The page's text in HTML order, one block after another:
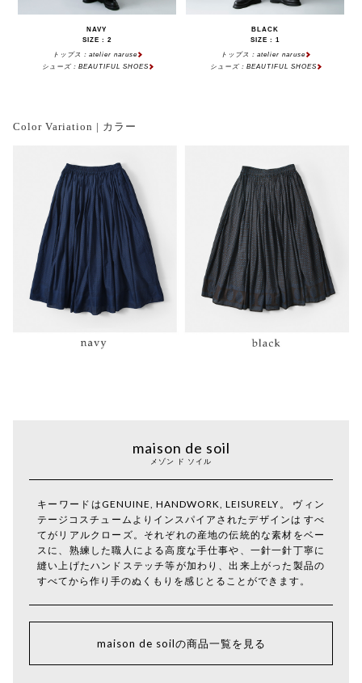
NAVY
SIZE : 2
トップス：atelier naruse
シューズ：BEAUTIFUL SHOES
BLACK
SIZE : 1
トップス：atelier naruse
シューズ：BEAUTIFUL SHOES
Color Variation | カラー
maison de soil
メゾン ド ソイル
キーワードはGENUINE, HANDWORK, LEISURELY。 ヴィン
テージコスチュームよりインスパイアされたデザインは すべ
てがリアルクローズ。それぞれの産地の伝統的な素材をベー
スに、熟練した職人による高度な手仕事や、一針一針丁寧に
縫い上げたハンドステッチ等が加わり、出来上がった製品の
すべてから作り手のぬくもりを感じとることができます。
maison de soilの商品一覧を見る